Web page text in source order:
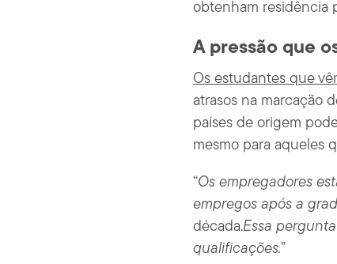
obtenham residência
A pressão que
Os estudantes que
atrasos na marcação
países de origem
mesmo para aqueles
“Os empregadores
empregos após a
década.Essa
qualificações.”